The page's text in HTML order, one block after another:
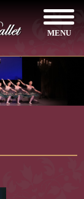
MENU